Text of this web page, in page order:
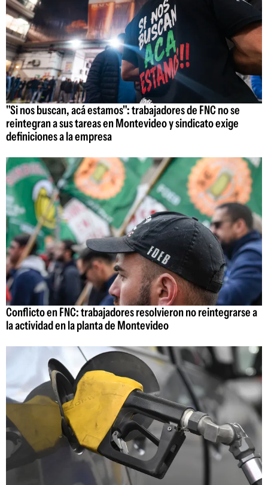
"Si nos buscan, acá estamos": trabajadores de FNC no se
reintegran a sus tareas en Montevideo y sindicato exige
definiciones a la empresa
Conflicto en FNC: trabajadores resolvieron no reintegrarse a
la actividad en la planta de Montevideo